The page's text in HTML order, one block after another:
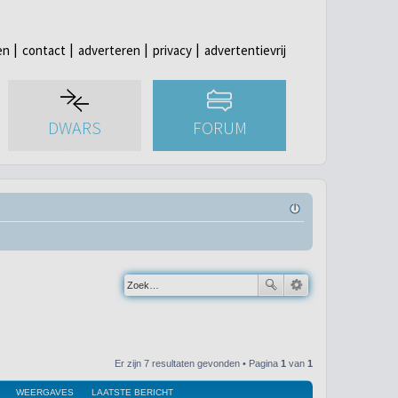
contact adverteren privacy advertentievrij
DWARS FORUM
Er zijn 7 resultaten gevonden • Pagina 1 van 1
WEERGAVES LAATSTE BERICHT